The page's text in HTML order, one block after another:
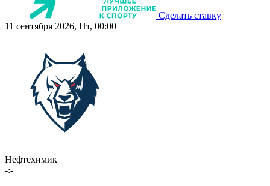
Сделать ставку
11 сентября 2026, Пт, 00:00
Нефтехимик
-:-